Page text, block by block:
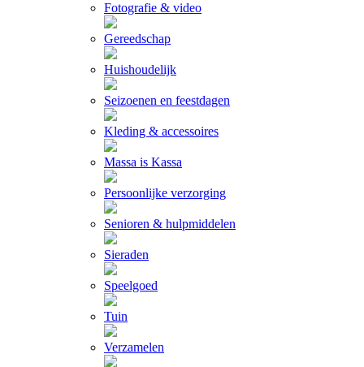
Fotografie & video
Gereedschap
Huishoudelijk
Seizoenen en feestdagen
Kleding & accessoires
Massa is Kassa
Persoonlijke verzorging
Senioren & hulpmiddelen
Sieraden
Speelgoed
Tuin
Verzamelen